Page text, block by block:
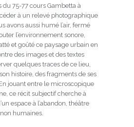
75-77 cours Gambetta à
à un relevé photographique
avons aussi humé l’air, fermé
l’environnement sonore,
et goûté ce paysage urbain en
des images et des textes
quelques traces de ce lieu,
histoire, des fragments de ses
jouant entre le microscopique
ce récit subjectif cherche à
espace à l’abandon, théâtre
humaines.